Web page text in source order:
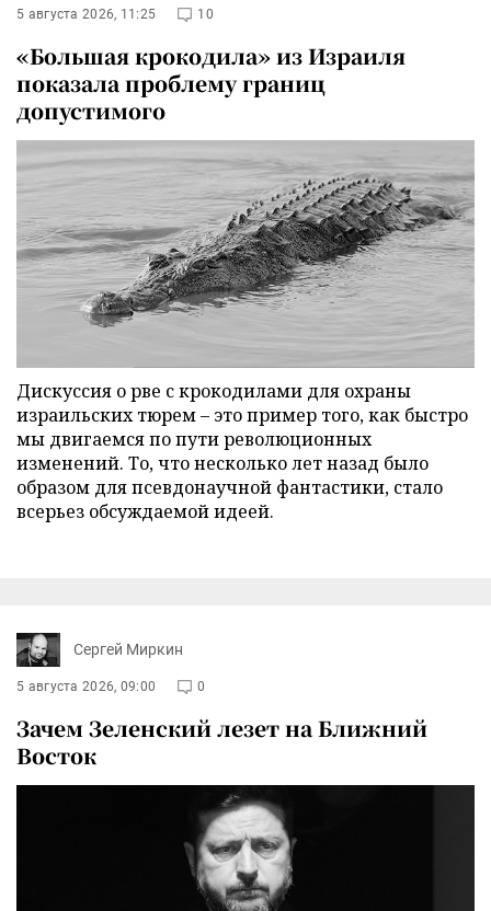
5 августа 2026, 11:25 10
«Большая крокодила» из Израиля
показала проблему границ
допустимого
Дискуссия о рве с крокодилами для охраны
израильских тюрем – это пример того, как быстро
мы двигаемся по пути революционных
изменений. То, что несколько лет назад было
образом для псевдонаучной фантастики, стало
всерьез обсуждаемой идеей.
Сергей Миркин
5 августа 2026, 09:00 0
Зачем Зеленский лезет на Ближний
Восток